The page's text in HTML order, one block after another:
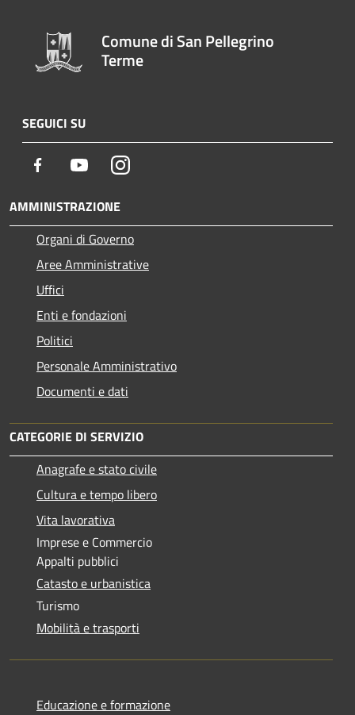
Comune di San Pellegrino
Terme
SEGUICI SU
Facebook YoutubeInstagram
AMMINISTRAZIONE
Organi di Governo
Aree Amministrative
Uffici
Enti e fondazioni
Politici
Personale Amministrativo
Documenti e dati
CATEGORIE DI SERVIZIO
Anagrafe e stato civile
Cultura e tempo libero
Vita lavorativa
Imprese e Commercio
Appalti pubblici
Catasto e urbanistica
Turismo
Mobilità e trasporti
Educazione e formazione